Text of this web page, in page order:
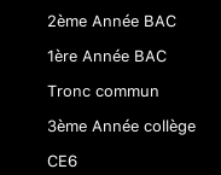
2ème Année BAC
1ère Année BAC
Tronc commun
3ème Année collège
CE6